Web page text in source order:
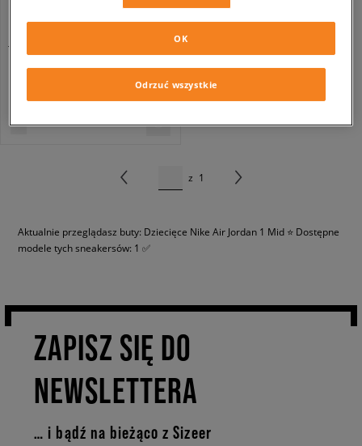
dziecięce
z 1
Aktualnie przeglądasz buty: Dziecięce Nike Air Jordan 1 Mid ⭐ Dostępne
modele tych sneakersów: 1 ✅
ZAPISZ SIĘ DO
NEWSLETTERA
… i bądź na bieżąco z Sizeer
Odrzuć wszystkie
OK